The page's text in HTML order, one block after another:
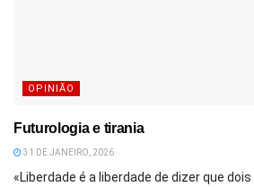
OPINIÃO
Futurologia e tirania
31 DE JANEIRO, 2026
«Liberdade é a liberdade de dizer que